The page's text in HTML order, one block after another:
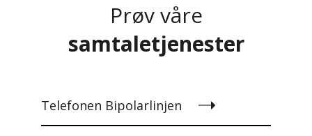
Prøv våre
samtaletjenester
Telefonen Bipolarlinjen